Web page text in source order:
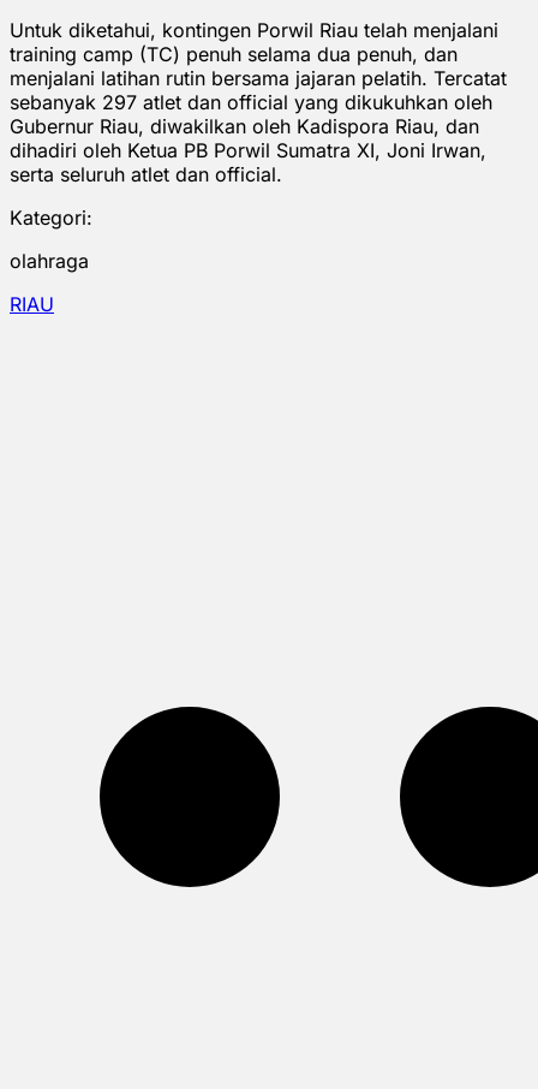
Untuk diketahui, kontingen Porwil Riau telah menjalani
training camp (TC) penuh selama dua penuh, dan
menjalani latihan rutin bersama jajaran pelatih. Tercatat
sebanyak 297 atlet dan official yang dikukuhkan oleh
Gubernur Riau, diwakilkan oleh Kadispora Riau, dan
dihadiri oleh Ketua PB Porwil Sumatra XI, Joni Irwan,
serta seluruh atlet dan official.
Kategori:
olahraga
RIAU